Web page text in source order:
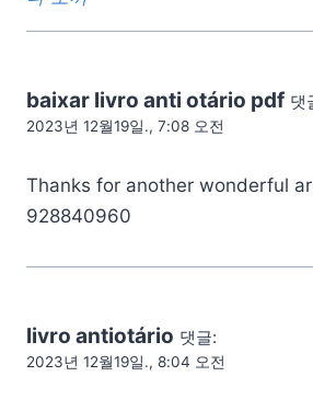
baixar livro anti otário pdf 댓
2023년 12월19일., 7:08 오전
Thanks for another wonderful
928840960
livro antiotário 댓글:
2023년 12월19일., 8:04 오전